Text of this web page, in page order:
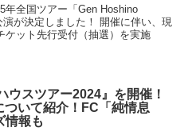
年全国ツアー「Gen Hoshino
が決定しました！ 開催に伴い、現
ット先行受付（抽選）を実施
ウスツアー2024』を開催！
いて紹介！FC「純情息
情報も